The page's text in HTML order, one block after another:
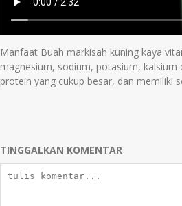
Manfaat Buah markisah kuning kaya
magnesium, sodium, potasium,
protein yang cukup besar, dan memiliki
TINGGALKAN KOMENTAR